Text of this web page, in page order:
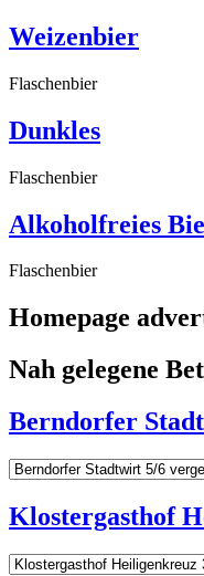
Weizenbier
Flaschenbier
Dunkles
Flaschenbier
Alkoholfreies
Flaschenbier
Homepage
Nah gelegene
Berndorfer
Klostergasthof